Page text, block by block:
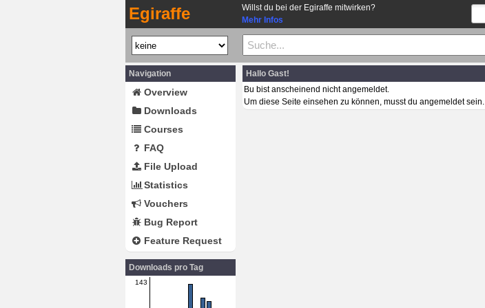
Egiraffe
Willst du bei der Egiraffe mitwirken?
Mehr Infos
Navigation
Overview
Downloads
Courses
FAQ
File Upload
Statistics
Vouchers
Bug Report
Feature Request
Downloads pro Tag
143
Hallo Gast!
Bu bist anscheinend nicht angemeldet.
Um diese Seite einsehen zu können, musst du angemeldet sein.